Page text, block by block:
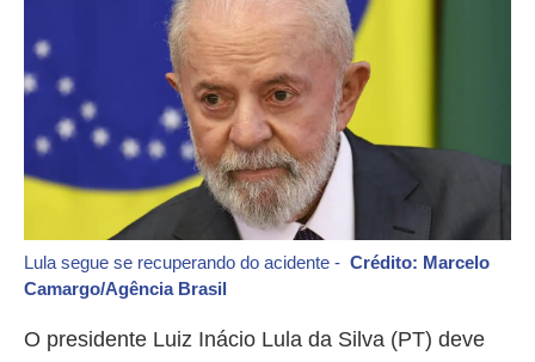
Lula segue se recuperando do acidente - Crédito: Marcelo
Camargo/Agência Brasil
O presidente Luiz Inácio Lula da Silva (PT) deve